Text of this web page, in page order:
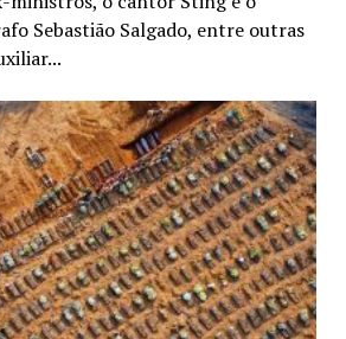
Sebastião Salgado, entre outras